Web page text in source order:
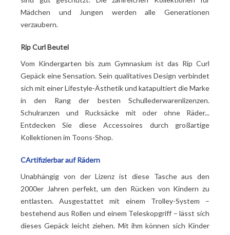
Mädchen und Jungen werden alle Generationen
verzaubern.
Rip Curl Beutel
Vom Kindergarten bis zum Gymnasium ist das Rip Curl
Gepäck eine Sensation. Sein qualitatives Design verbindet
sich mit einer Lifestyle-Ästhetik und katapultiert die Marke
in den Rang der besten Schullederwarenlizenzen.
Schulranzen und Rucksäcke mit oder ohne Räder...
Entdecken Sie diese Accessoires durch großartige
Kollektionen im Toons-Shop.
CArtifizierbar auf Rädern
Unabhängig von der Lizenz ist diese Tasche aus den
2000er Jahren perfekt, um den Rücken von Kindern zu
entlasten. Ausgestattet mit einem Trolley-System –
bestehend aus Rollen und einem Teleskopgriff – lässt sich
dieses Gepäck leicht ziehen. Mit ihm können sich Kinder